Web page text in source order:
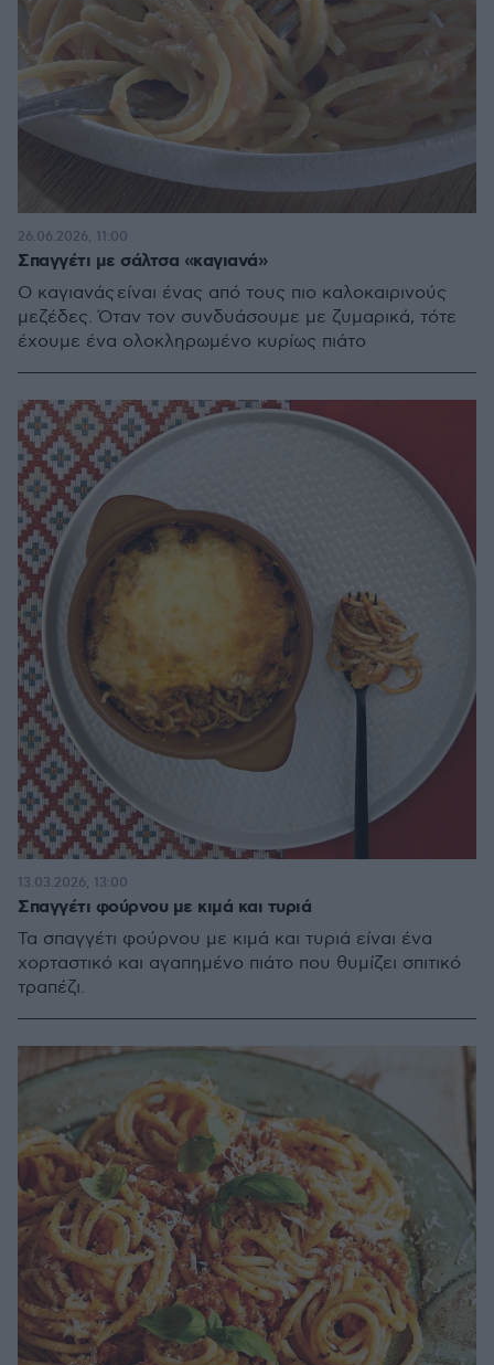
Σπαγγέτι με σάλτσα «καγιανά»
Ο καγιανάς είναι ένας από τους πιο καλοκαιρινούς
μεζέδες. Όταν τον συνδυάσουμε με ζυμαρικά, τότε
έχουμε ένα ολοκληρωμένο κυρίως πιάτο
26.06.2026, 11:00
Σπαγγέτι φούρνου με κιμά και τυριά
Τα σπαγγέτι φούρνου με κιμά και τυριά είναι ένα
χορταστικό και αγαπημένο πιάτο που θυμίζει σπιτικό
τραπέζι.
13.03.2026, 13:00